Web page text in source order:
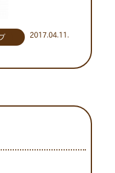
2017.04.11.